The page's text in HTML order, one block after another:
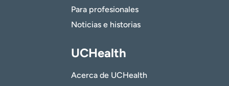
Para profesionales
Noticias e historias
UCHealth
Acerca de UCHealth